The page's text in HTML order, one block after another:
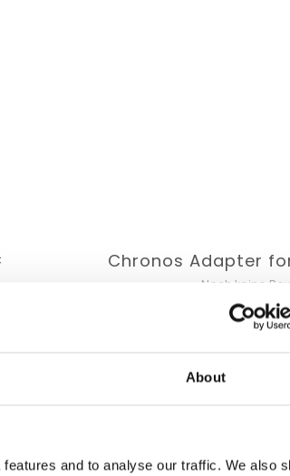
About
and to analyse our traffic. We also
Chronos Adapter for
Noch keine
0 Sterne, basierend
IHRE